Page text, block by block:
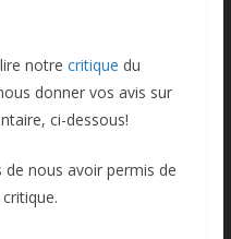
notre critique du
donner vos avis sur
ci-dessous!
nous avoir permis de